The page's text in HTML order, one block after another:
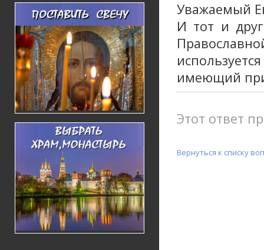
Уважаемый
И тот и
имеющий
Этот ответ
Вернуться к списку